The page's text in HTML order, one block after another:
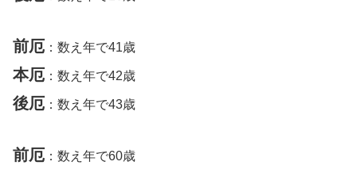
前厄 ：数え年で41歳
本厄 ：数え年で42歳
後厄 ：数え年で43歳
前厄 ：数え年で60歳